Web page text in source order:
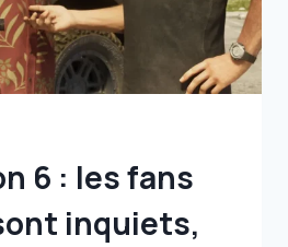
6 : les fans
inquiets,